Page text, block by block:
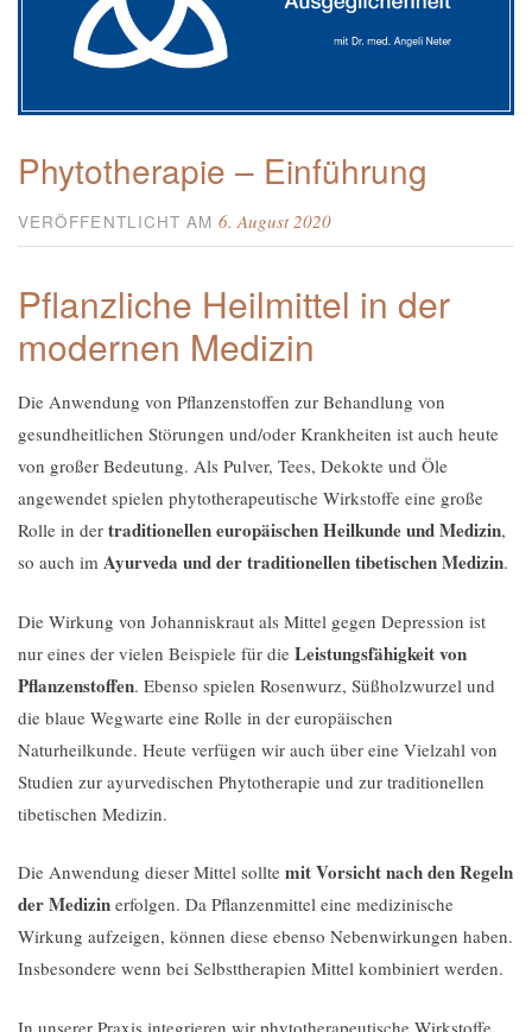
Phytotherapie – Einführung
VERÖFFENTLICHT AM6. August 2020
Pflanzliche Heilmittel in der
modernen Medizin
Die Anwendung von Pflanzenstoffen zur Behandlung von
gesundheitlichen Störungen und/oder Krankheiten ist auch heute
von großer Bedeutung. Als Pulver, Tees, Dekokte und Öle
angewendet spielen phytotherapeutische Wirkstoffe eine große
Rolle in der traditionellen europäischen Heilkunde und Medizin,
so auch im Ayurveda und der traditionellen tibetischen Medizin.
Die Wirkung von Johanniskraut als Mittel gegen Depression ist
nur eines der vielen Beispiele für die Leistungsfähigkeit von
Pflanzenstoffen. Ebenso spielen Rosenwurz, Süßholzwurzel und
die blaue Wegwarte eine Rolle in der europäischen
Naturheilkunde. Heute verfügen wir auch über eine Vielzahl von
Studien zur ayurvedischen Phytotherapie und zur traditionellen
tibetischen Medizin.
Die Anwendung dieser Mittel sollte mit Vorsicht nach den Regeln
der Medizin erfolgen. Da Pflanzenmittel eine medizinische
Wirkung aufzeigen, können diese ebenso Nebenwirkungen haben.
Insbesondere wenn bei Selbsttherapien Mittel kombiniert werden.
In unserer Praxis integrieren wir phytotherapeutische Wirkstoffe